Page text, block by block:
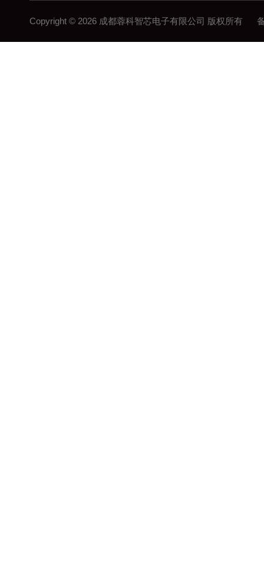
Copyright © 2026 成都蓉科智芯电子有限公司 版权所有